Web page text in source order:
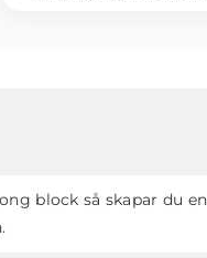
block så skapar du